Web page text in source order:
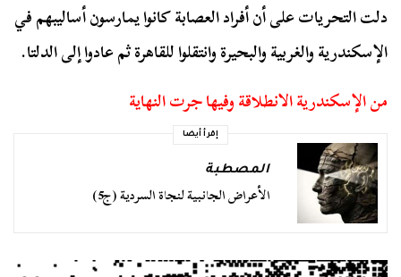
دلت التحريات على أن أفراد العصابة كانوا يمارسون أساليبهم في
الإسكندرية والغربية والبحيرة وانتقلوا للقاهرة ثم عادوا إلى الدلتا.
من الإسكندرية الانطلاقة وفيها جرت النهاية
إقرأ أيضا
المصطبة
الأعراض الجانبية لنجاة السردية (ج5)